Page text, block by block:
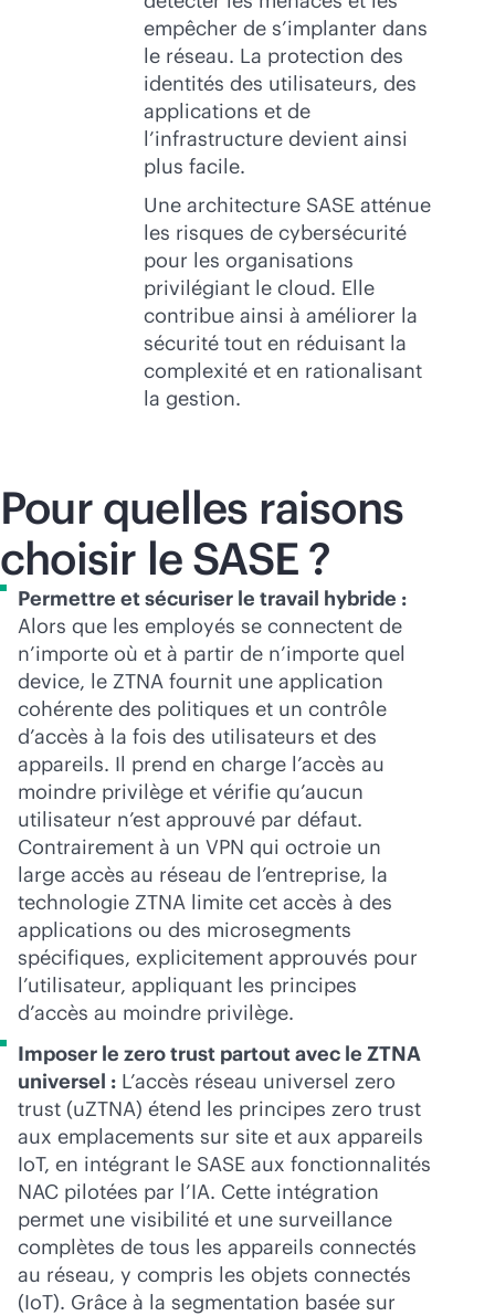
empêcher de s’implanter dans
le réseau. La protection des
identités des utilisateurs, des
applications et de
l’infrastructure devient ainsi
plus facile.
Une architecture SASE atténue
les risques de cybersécurité
pour les organisations
privilégiant le cloud. Elle
contribue ainsi à améliorer la
sécurité tout en réduisant la
complexité et en rationalisant
la gestion.
Pour quelles raisons
choisir le SASE ?
Permettre et sécuriser le travail hybride :
Alors que les employés se connectent de
n’importe où et à partir de n’importe quel
device, le ZTNA fournit une application
cohérente des politiques et un contrôle
d’accès à la fois des utilisateurs et des
appareils. Il prend en charge l’accès au
moindre privilège et vérifie qu’aucun
utilisateur n’est approuvé par défaut.
Contrairement à un VPN qui octroie un
large accès au réseau de l’entreprise, la
technologie ZTNA limite cet accès à des
applications ou des microsegments
spécifiques, explicitement approuvés pour
l’utilisateur, appliquant les principes
d’accès au moindre privilège.
Imposer le zero trust partout avec le ZTNA
universel : L’accès réseau universel zero
trust (uZTNA) étend les principes zero trust
aux emplacements sur site et aux appareils
IoT, en intégrant le SASE aux fonctionnalités
NAC pilotées par l’IA. Cette intégration
permet une visibilité et une surveillance
complètes de tous les appareils connectés
au réseau, y compris les objets connectés
(IoT). Grâce à la segmentation basée sur